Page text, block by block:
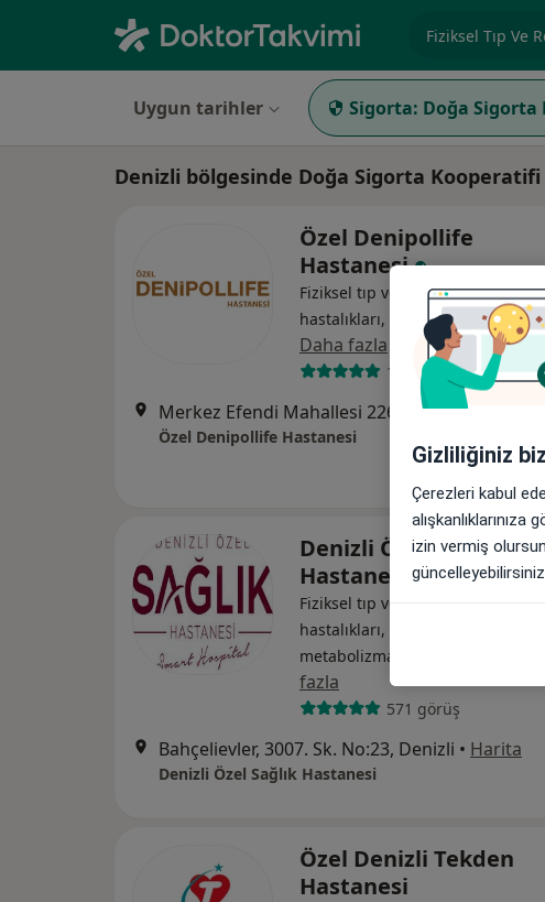
Uygun tarihler Sigorta: Doğa
Denizli bölgesinde Doğa Sigorta
Özel Denipollife
Hastanesi
Fiziksel tıp ve rehabilitasyon, İç
hastalıkları, Gastroenteroloji ·
Daha fazla
114 görüş
Özel Denipollife Hastanesi
Denizli Özel Sağlık
Hastanesi
Fiziksel tıp ve rehabilitasyon, İç
hastalıkları, Endokrinoloji ve
metabolizma hastalıkları
fazla
571 görüş
Bahçelievler, 3007. Sk. No:23, Denizli • Harita
Denizli Özel Sağlık Hastanesi
Özel Denizli Tekden
Hastanesi
Gizliliğiniz
Çerezleri kabul
izin vermiş